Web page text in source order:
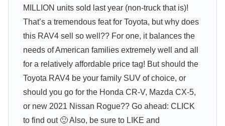
MILLION units sold last year (non-truck that is)!
That’s a tremendous feat for Toyota, but why does
this RAV4 sell so well?? For one, it balances the
needs of American families extremely well and all
for a relatively affordable price tag! But should the
Toyota RAV4 be your family SUV of choice, or
should you go for the Honda CR-V, Mazda CX-5,
or new 2021 Nissan Rogue?? Go ahead: CLICK
to find out 🙂 Also, be sure to LIKE and